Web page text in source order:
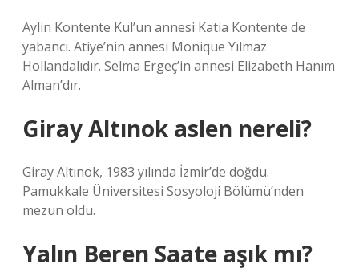
Aylin Kontente Kul’un annesi Katia Kontente de
yabancı. Atiye’nin annesi Monique Yılmaz
Hollandalıdır. Selma Ergeç’in annesi Elizabeth Hanım
Alman’dır.
Giray Altınok aslen nereli?
Giray Altınok, 1983 yılında İzmir’de doğdu.
Pamukkale Üniversitesi Sosyoloji Bölümü’nden
mezun oldu.
Yalın Beren Saate aşık mı?